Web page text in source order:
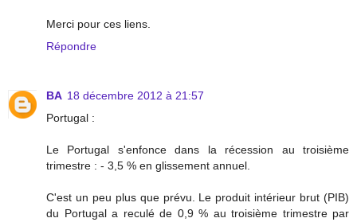
Merci pour ces liens.
Répondre
BA 18 décembre 2012 à 21:57
Portugal :
Le Portugal s'enfonce dans la récession au troisième
trimestre : - 3,5 % en glissement annuel.
C'est un peu plus que prévu. Le produit intérieur brut (PIB)
du Portugal a reculé de 0,9 % au troisième trimestre par